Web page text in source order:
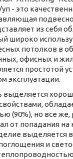
- это
из себя
широко
потолков в
офисных и
простотой
эксплуатации.
выделяется
(90%), но все
от попадания на
выделяется
и